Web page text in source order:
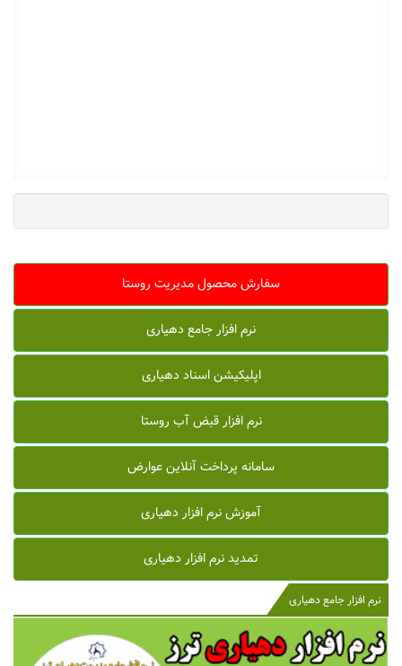
سفارش محصول مدیریت روستا
نرم افزار جامع دهیاری
اپلیکیشن اسناد دهیاری
نرم افزار قبض آب روستا
سامانه پرداخت آنلاین عوارض
آموزش نرم افزار دهیاری
تمدید نرم افزار دهیاری
نرم افزار جامع دهیاری